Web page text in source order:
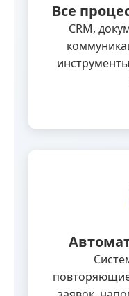
Все
CRM,